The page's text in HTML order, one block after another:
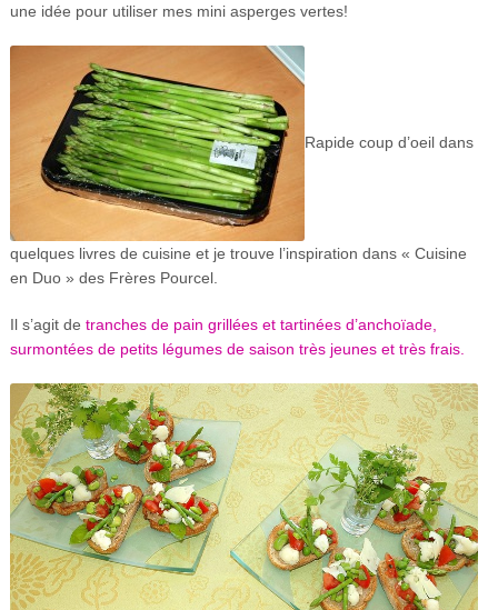
une idée pour utiliser mes mini asperges vertes!
Rapide coup d’oeil dans
quelques livres de cuisine et je trouve l’inspiration dans « Cuisine
en Duo » des Frères Pourcel.
Il s’agit de tranches de pain grillées et tartinées d’anchoïade,
surmontées de petits légumes de saison très jeunes et très frais.